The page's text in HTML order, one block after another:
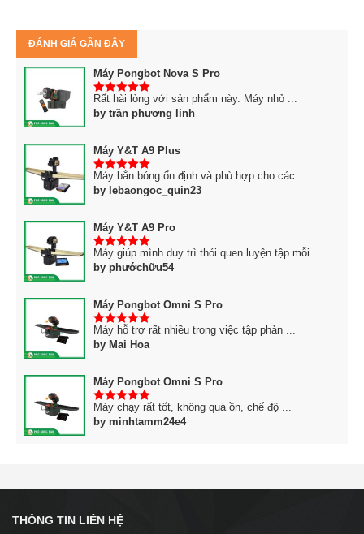
ĐÁNH GIÁ GẦN ĐÂY
Máy Pongbot Nova S Pro
5trên 5
Rất hài lòng với sản phẩm này. Máy nhỏ ...
by trần phương linh
Máy Y&T A9 Plus
5trên 5
Máy bắn bóng ổn định và phù hợp cho các ...
by lebaongoc_quin23
Máy Y&T A9 Pro
5trên 5
Máy giúp mình duy trì thói quen luyện tập mỗi ...
by phướchữu54
Máy Pongbot Omni S Pro
5trên 5
Máy hỗ trợ rất nhiều trong việc tập phản ...
by Mai Hoa
Máy Pongbot Omni S Pro
5trên 5
Máy chạy rất tốt, không quá ồn, chế độ ...
by minhtamm24e4
THÔNG TIN LIÊN HỆ